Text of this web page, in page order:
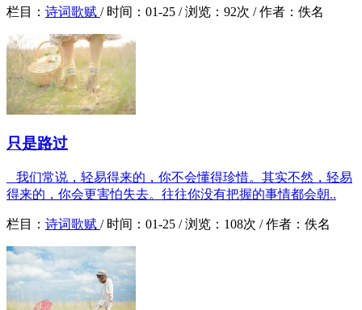
栏目： 诗词歌赋 / 时间： 01-25 /浏览： 92次 /作者： 佚名
只是路过
我们常说，轻易得来的，你不会懂得珍惜。其实不然，轻易
得来的，你会更害怕失去。往往你没有把握的事情都会朝..
栏目： 诗词歌赋 / 时间： 01-25 /浏览： 108次 /作者： 佚名